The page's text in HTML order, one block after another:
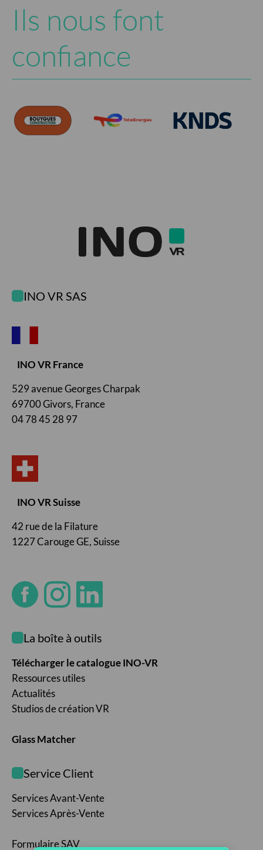
Ils nous font
confiance
INO VR SAS
INO VR France
529 avenue Georges Charpak
69700 Givors, France
04 78 45 28 97
INO VR Suisse
42 rue de la Filature
1227 Carouge GE, Suisse
La boîte à outils
Télécharger le catalogue INO-VR
Ressources utiles
Actualités
Studios de création VR
Glass Matcher
Service Client
Services Avant-Vente
Services Après-Vente
Formulaire SAV